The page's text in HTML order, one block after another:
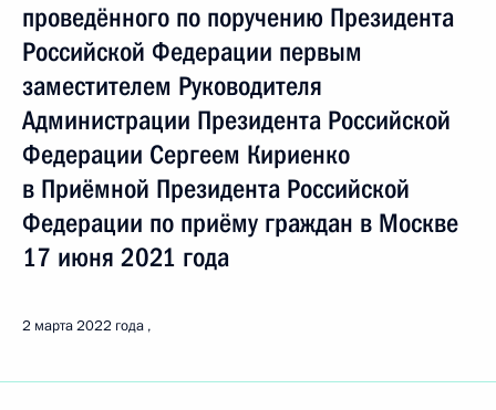
проведённого по поручению Президента
Российской Федерации первым
заместителем Руководителя
Администрации Президента Российской
Федерации Сергеем Кириенко
в Приёмной Президента Российской
Федерации по приёму граждан в Москве
17 июня 2021 года
2 марта 2022 года